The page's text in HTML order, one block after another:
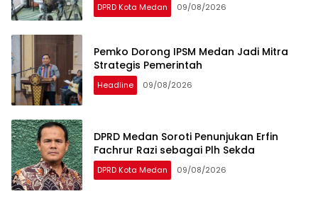
DPRD Kota Medan 09/08/2026
Pemko Dorong IPSM Medan Jadi Mitra
Strategis Pemerintah
Headline 09/08/2026
DPRD Medan Soroti Penunjukan Erfin
Fachrur Razi sebagai Plh Sekda
DPRD Kota Medan 09/08/2026